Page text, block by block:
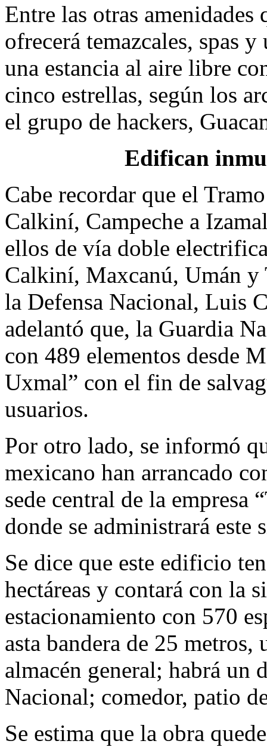
Entre las otras
ofrecerá temazcales, spas
una estancia al aire libre
cinco estrellas, según los
el grupo de hackers,
Edifican
Cabe recordar que el
Calkiní, Campeche a
ellos de vía doble
Calkiní, Maxcanú, Umán y
la Defensa Nacional, Luis
adelantó que, la Guardia
con 489 elementos desde
Uxmal” con el fin de
usuarios.
Por otro lado, se informó
mexicano han arrancado
sede central de la empresa
donde se administrará este
Se dice que este edificio
hectáreas y contará con la
estacionamiento con 570
asta bandera de 25
almacén general; habrá un
Nacional; comedor, patio
Se estima que la obra